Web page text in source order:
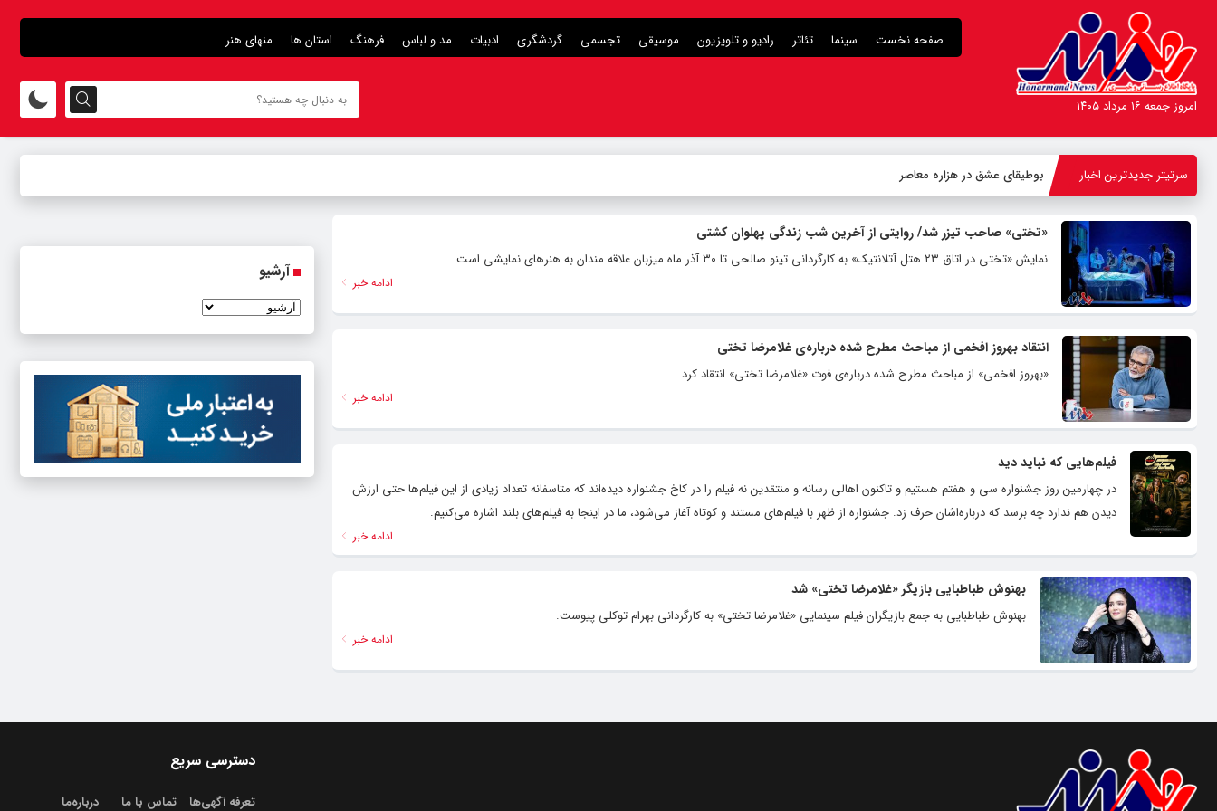
صفحه نخست سینما تئاتر رادیو و تلویزیون موسیقی تجسمی گردشگری ادبیات مد و لباس فرهنگ استان ها منهای هنر
امروز جمعه ۱۶ مرداد ۱۴۰۵
سرتیتر جدیدترین اخبار بوطیقای عشق در هزاره معاصر
«تختی» صاحب تیزر شد/ روایتی از آخرین شب زندگی پهلوان کشتی
نمایش «تختی در اتاق ۲۳ هتل آتلانتیک» به کارگردانی تینو صالحی تا ۳۰ آذر ماه میزبان علاقه مندان به هنرهای نمایشی است.
ادامه خبر
انتقاد بهروز افخمی از مباحث مطرح شده درباره‌ی غلامرضا تختی
«بهروز افخمی» از مباحث مطرح شده درباره‌ی فوت «غلامرضا تختی» انتقاد کرد.
ادامه خبر
فیلم‌هایی که نباید دید
در چهارمین روز جشنواره سی و هفتم هستیم و تاکنون اهالی رسانه و منتقدین نه فیلم را در کاخ جشنواره دیده‌اند که متاسفانه تعداد زیادی از این فیلم‌ها حتی ارزش
دیدن هم ندارد چه برسد که درباره‌اشان حرف زد. جشنواره از ظهر با فیلم‌های مستند و کوتاه آغاز می‌شود، ما در اینجا به فیلم‌های بلند اشاره می‌کنیم.
ادامه خبر
بهنوش طباطبایی بازیگر «غلامرضا تختی» شد
بهنوش طباطبایی به جمع بازیگران فیلم سینمایی «غلامرضا تختی» به کارگردانی بهرام توکلی پیوست.
ادامه خبر
آرشیو
دسترسی سریع
تعرفه آگهی‌ها تماس با ما درباره‌‌ما